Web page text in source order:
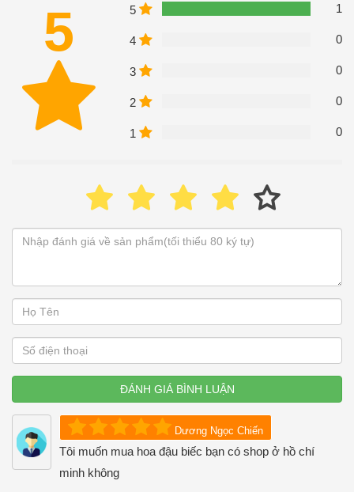
5 5 1
4 0
3 0
2 0
1 0
ĐÁNH GIÁ BÌNH LUẬN
Dương Ngọc Chiến
Tôi muốn mua hoa đậu biếc bạn có shop ở hồ chí
minh không